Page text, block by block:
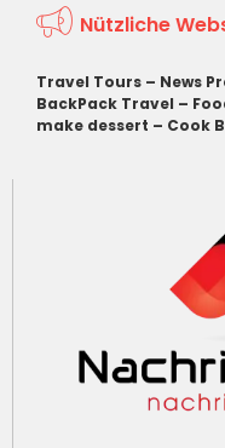
Nützliche
Travel Tours – News
BackPack Travel –
make dessert – Cook